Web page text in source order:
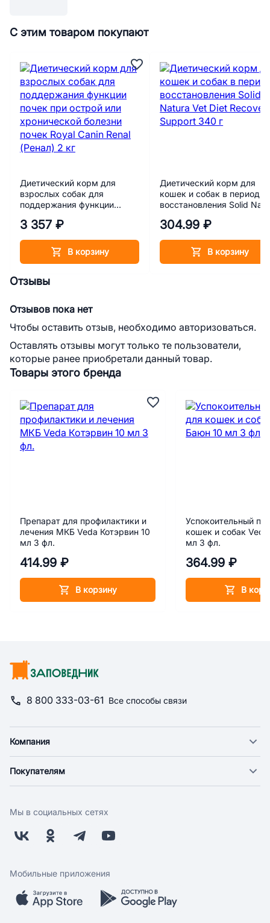
С этим товаром покупают
Диетический корм для
взрослых собак для
поддержания функции
хронической болезни почек
3 357 ₽
В корзину
Диетический корм для
кошек и собак в период
восстановления Solid
340 г
304.99 ₽
В корзину
Товары этого бренда
Препарат для профилактики и
лечения МКБ Veda Котэрвин 10
мл 3 фл.
414.99 ₽
В корзину
Успокоительный
кошек и собак
мл 3 фл.
364.99 ₽
В
Отзывы
Отзывов пока нет
Чтобы оставить отзыв, необходимо авторизоваться.
Оставлять отзывы могут только те пользователи,
которые ранее приобретали данный товар.
8 800 333-03-61 Все способы связи
Компания
Новости
Поставщикам
Заводчикам
Обратная связь
Покупателям
Оплата
Бонусная программа
Скидки и акции
Мобильное приложение
Мы в социальных сетях
Мобильные приложения